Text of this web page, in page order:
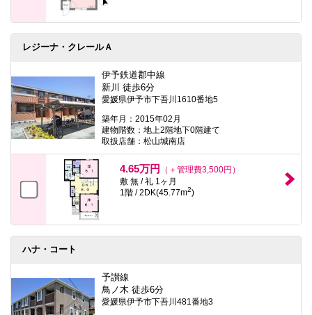
レジーナ・クレールＡ
伊予鉄道郡中線
新川 徒歩6分
愛媛県伊予市下吾川1610番地5
築年月：2015年02月
建物階数：地上2階地下0階建て
取扱店舗：松山城南店
4.65万円
（＋管理費3,500円）
敷 無 / 礼 1ヶ月
1階 / 2DK(45.77m2)
ハナ・コート
予讃線
鳥ノ木 徒歩6分
愛媛県伊予市下吾川481番地3